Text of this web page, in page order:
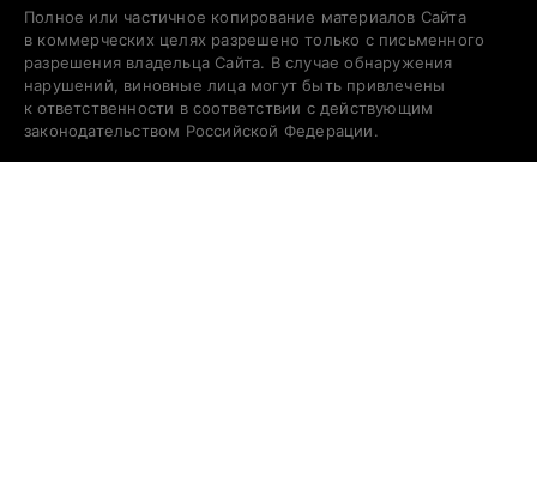
Полное или частичное копирование материалов Сайта
в коммерческих целях разрешено только с письменного
разрешения владельца Сайта. В случае обнаружения
нарушений, виновные лица могут быть привлечены
к ответственности в соответствии с действующим
законодательством Российской Федерации.